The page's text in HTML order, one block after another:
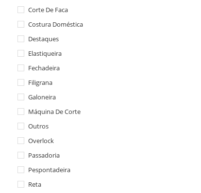
Corte De Faca
Costura Doméstica
Destaques
Elastiqueira
Fechadeira
Filigrana
Galoneira
Máquina De Corte
Outros
Overlock
Passadoria
Pespontadeira
Reta